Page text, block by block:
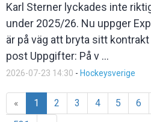
Karl Sterner lyckades inte
under 2025/26. Nu uppger
är på väg att bryta sitt
post Uppgifter: På v ...
2026-07-23 14:30 - Hockeysverige
« 1 2 3 4 5 6